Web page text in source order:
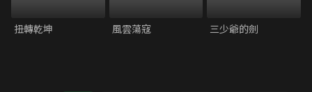
扭轉乾坤 風雲蕩寇 三少爺的劍